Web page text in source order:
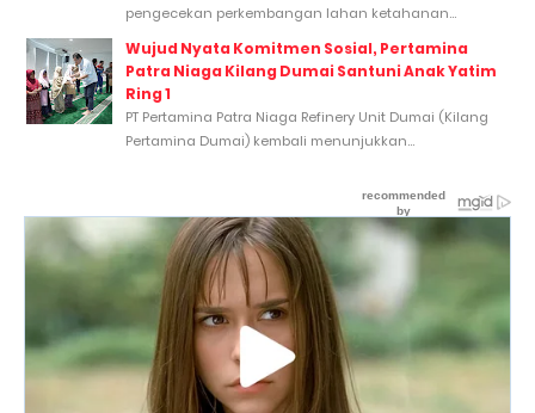
pengecekan perkembangan lahan ketahanan...
Wujud Nyata Komitmen Sosial, Pertamina
Patra Niaga Kilang Dumai Santuni Anak Yatim
Ring 1
PT Pertamina Patra Niaga Refinery Unit Dumai (Kilang
Pertamina Dumai) kembali menunjukkan...